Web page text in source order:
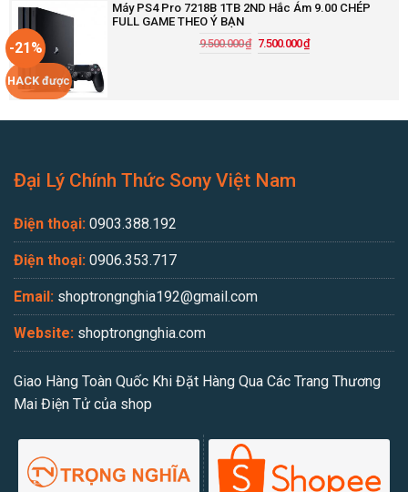
-21%
HACK được
Máy PS4 Pro 7218B 1TB 2ND Hắc Ám 9.00 CHÉP
FULL GAME THEO Ý BẠN
9.500.000₫ 7.500.000₫
Đại Lý Chính Thức Sony Việt Nam
Điện thoại: 0903.388.192
Điện thoại: 0906.353.717
Email: shoptrongnghia192@gmail.com
Website: shoptrongnghia.com
Giao Hàng Toàn Quốc Khi Đặt Hàng Qua Các Trang Thương
Mai Điện Tử của shop